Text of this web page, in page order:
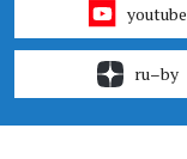
youtube
ru–by